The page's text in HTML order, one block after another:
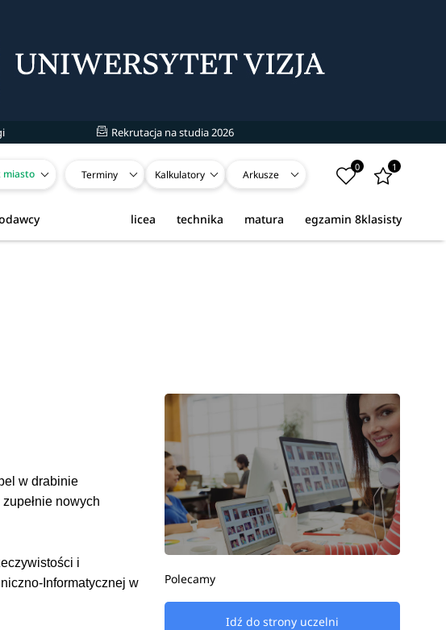
Rekrutacja na studia 2026
miasto Terminy Kalkulatory Arkusze
0 1
egzamin 8klasisty
matura
technika
licea
w drabinie
nowych
i
Informatycznej w
Polecamy
Idź do strony uczelni